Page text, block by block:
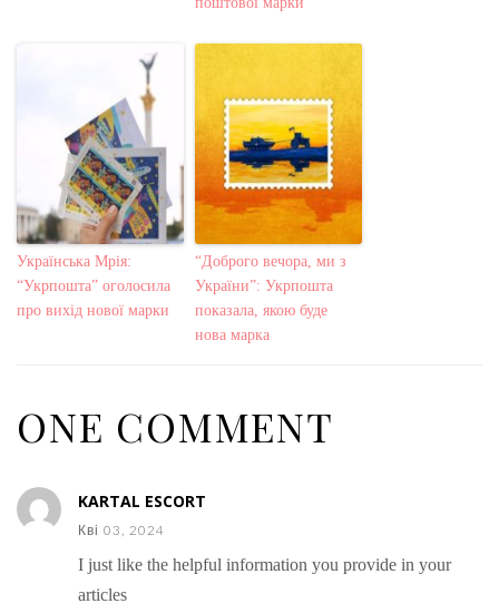
Українська Мрія:
“Укрпошта” оголосила
про вихід нової марки
“Доброго вечора, ми з
України”: Укрпошта
показала, якою буде
нова марка
ONE COMMENT
KARTAL ESCORT
Кві 03, 2024
I just like the helpful information you provide in your
articles